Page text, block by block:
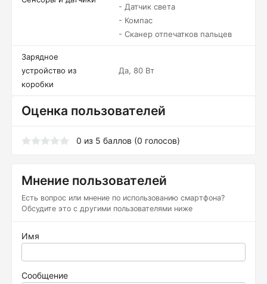
- Датчик света
- Компас
- Сканер отпечатков пальцев
Зарядное
устройство из
коробки
Да, 80 Вт
Оценка пользователей
0 из 5 баллов (0 голосов)
Мнение пользователей
Есть вопрос или мнение по использованию смартфона?
Обсудите это с другими пользователями ниже
Имя
Сообщение